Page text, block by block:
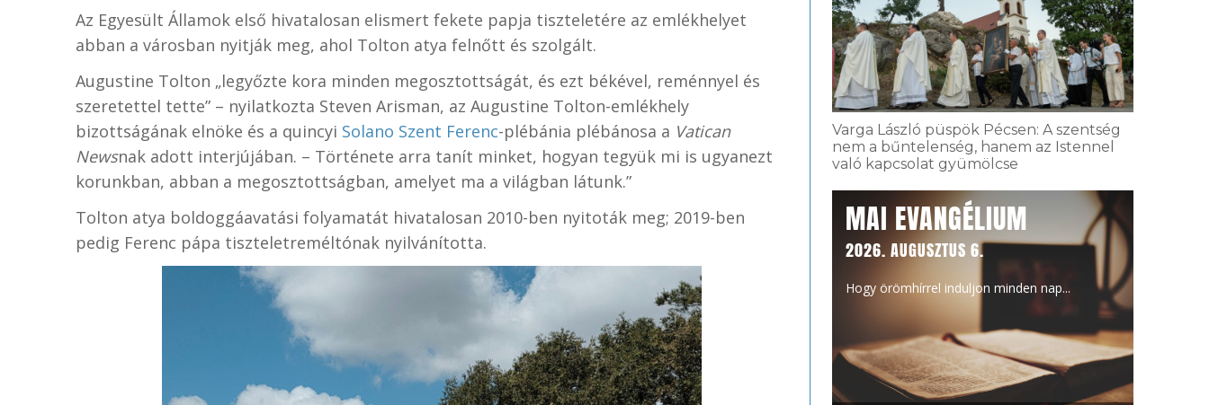
Az Egyesült Államok első hivatalosan elismert fekete papja tiszteletére az emlékhelyet
abban a városban nyitják meg, ahol Tolton atya felnőtt és szolgált.
Augustine Tolton „legyőzte kora minden megosztottságát, és ezt békével, reménnyel és
szeretettel tette” – nyilatkozta Steven Arisman, az Augustine Tolton-emlékhely
bizottságának elnöke és a quincyi Solano Szent Ferenc-plébánia plébánosa a Vatican
Newsnak adott interjújában. – Története arra tanít minket, hogyan tegyük mi is ugyanezt
korunkban, abban a megosztottságban, amelyet ma a világban látunk.”
Tolton atya boldoggáavatási folyamatát hivatalosan 2010-ben nyitoták meg; 2019-ben
pedig Ferenc pápa tiszteletreméltónak nyilvánította.
Varga László püspök Pécsen: A szentség
nem a bűntelenség, hanem az Istennel
való kapcsolat gyümölcse
MAI EVANGÉLIUM
2026. AUGUSZTUS 6.
Hogy örömhírrel induljon minden nap...